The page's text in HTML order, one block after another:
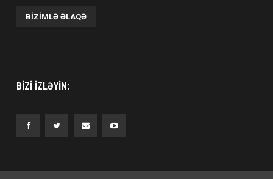
BIZIMLƏ ƏLAQƏ
BIZI IZLƏYIN: